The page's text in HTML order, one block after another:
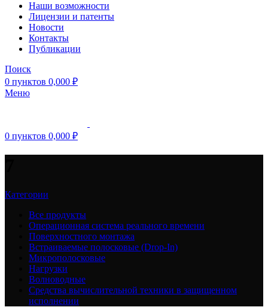
Наши возможности
Лицензии и патенты
Новости
Контакты
Публикации
Поиск
0 пунктов 0,000 ₽
Меню
0 пунктов 0,000 ₽
Категории
Все продукты
Операционная система реального времени
Поверхностного монтажа
Встраиваемые полосковые (Drop-In)
Микрополосковые
Нагрузки
Волноводные
Средства вычислительной техники в защищенном
исполнении